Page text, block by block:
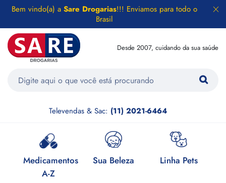
Bem vindo(a) a Sare Drogarias!!! Enviamos para todo o
Brasil
Desde 2007, cuidando da sua saúde
Televendas & Sac: (11) 2021-6464
Medicamentos
A-Z
Sua Beleza Linha Pets